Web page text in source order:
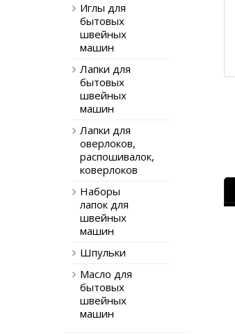
Иглы для
бытовых
швейных
машин
Лапки для
бытовых
швейных
машин
Лапки для
оверлоков,
распошивалок,
коверлоков
Наборы
лапок для
швейных
машин
Шпульки
Масло для
бытовых
швейных
машин